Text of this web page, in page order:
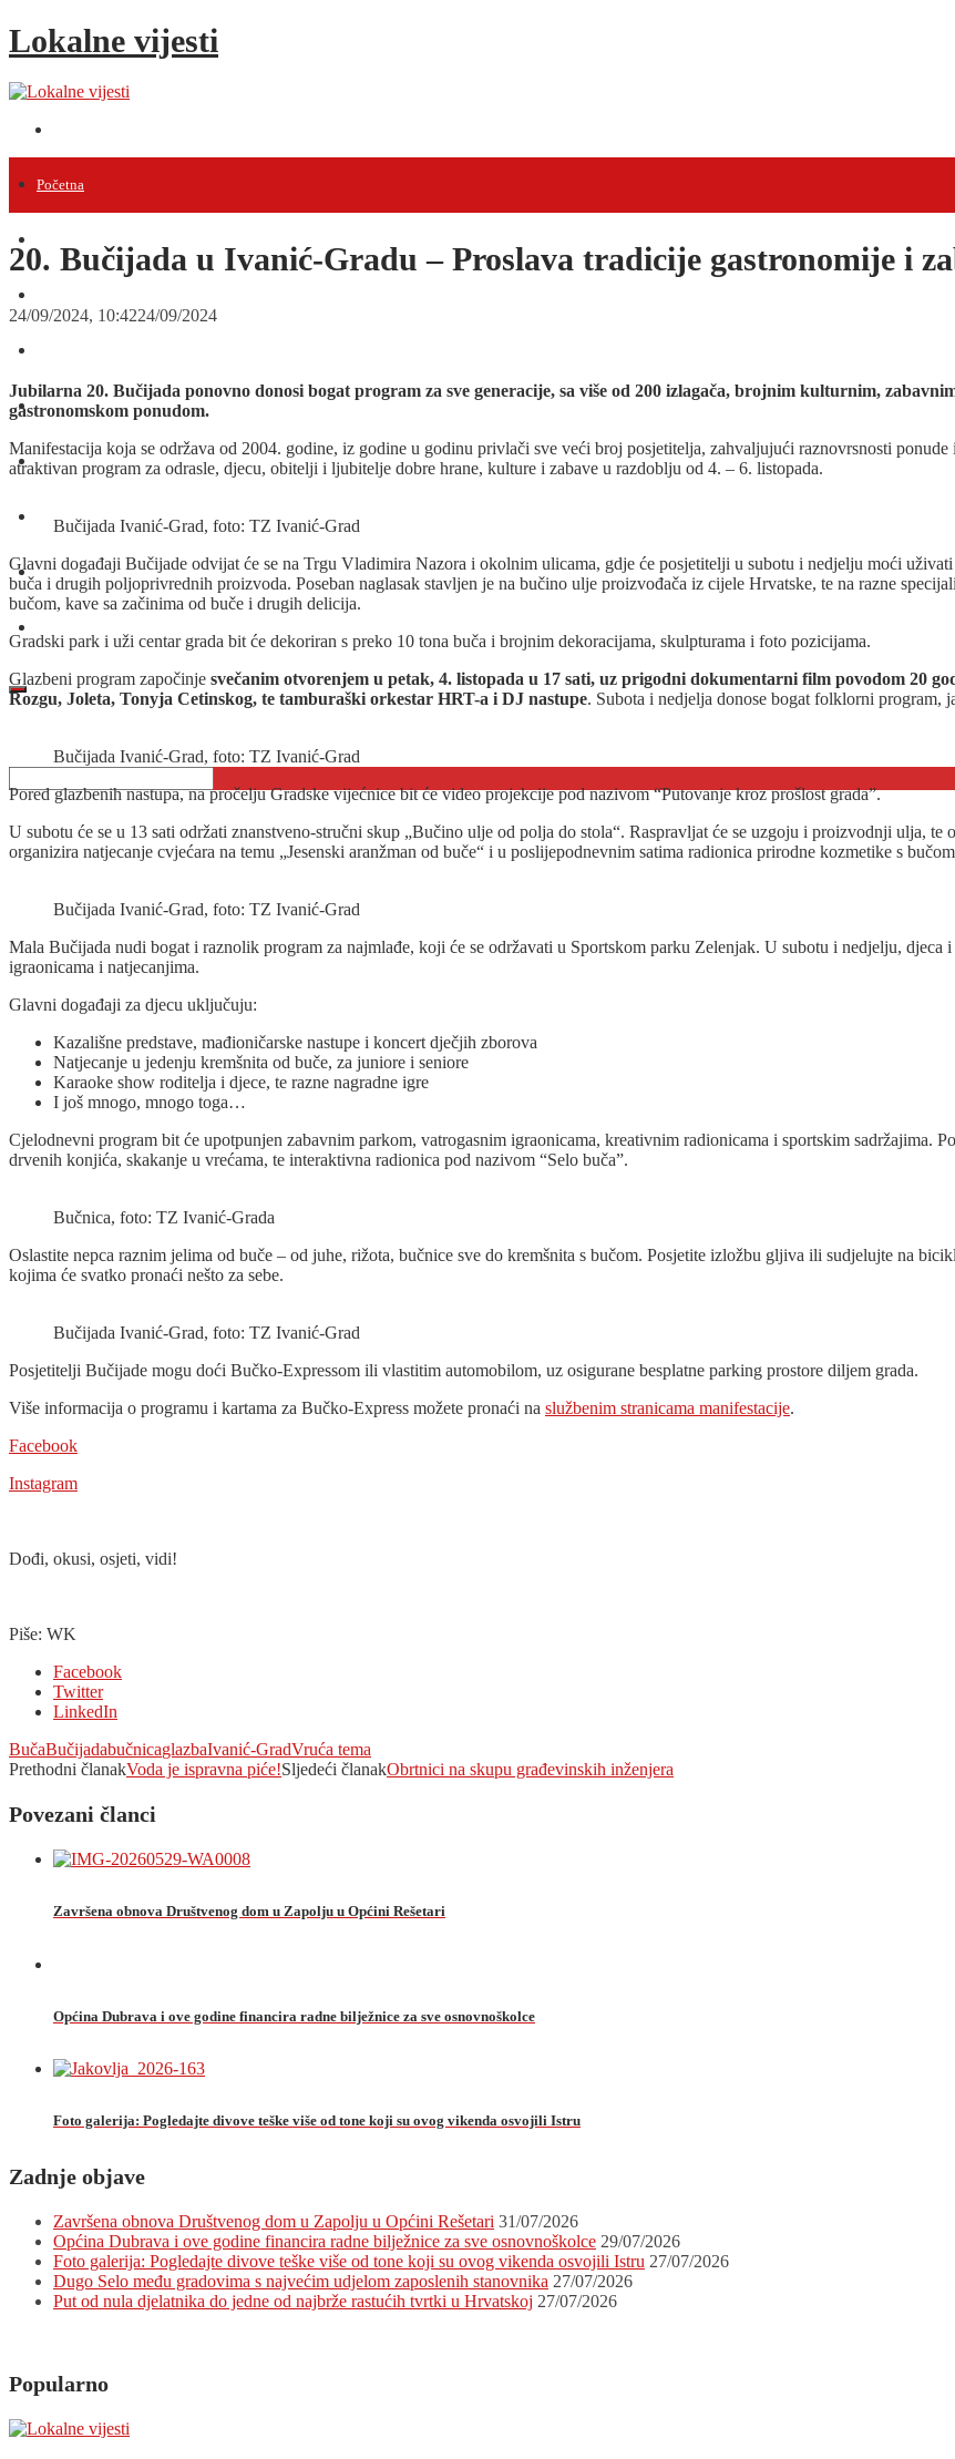
Lokalne vijesti
Početna
Intervjui
Razno
O nama
Oglašavanje
20. Bučijada u Ivanić-Gradu – Proslava tradicije gastronomije i
24/09/2024, 10:4224/09/2024
Jubilarna 20. Bučijada ponovno donosi bogat program za sve generacije, sa više od 200 izlagača, brojnim kulturnim,
gastronomskom ponudom.
Manifestacija koja se održava od 2004. godine, iz godine u godinu privlači sve veći broj posjetitelja, zahvaljujući raznovrsnosti
atraktivan program za odrasle, djecu, obitelji i ljubitelje dobre hrane, kulture i zabave u razdoblju od 4. – 6. listopada.
Bučijada Ivanić-Grad, foto: TZ Ivanić-Grad
Glavni događaji Bučijade odvijat će se na Trgu Vladimira Nazora i okolnim ulicama, gdje će posjetitelji u subotu i nedjelju moći
buča i drugih poljoprivrednih proizvoda. Poseban naglasak stavljen je na bučino ulje proizvođača iz cijele Hrvatske, te na razne
bučom, kave sa začinima od buče i drugih delicija.
Gradski park i uži centar grada bit će dekoriran s preko 10 tona buča i brojnim dekoracijama, skulpturama i foto pozicijama.
Glazbeni program započinje svečanim otvorenjem u petak, 4. listopada u 17 sati, uz prigodni dokumentarni film povodom 20
Rozgu, Joleta, Tonyja Cetinskog, te tamburaški orkestar HRT-a i DJ nastupe. Subota i nedjelja donose bogat folklorni program,
Bučijada Ivanić-Grad, foto: TZ Ivanić-Grad
Pored glazbenih nastupa, na pročelju Gradske vijećnice bit će video projekcije pod nazivom “Putovanje kroz prošlost grada”.
U subotu će se u 13 sati održati znanstveno-stručni skup „Bučino ulje od polja do stola“. Raspravljat će se uzgoju i proizvodnji ulja,
organizira natjecanje cvjećara na temu „Jesenski aranžman od buče“ i u poslijepodnevnim satima radionica prirodne kozmetike s
Bučijada Ivanić-Grad, foto: TZ Ivanić-Grad
Mala Bučijada nudi bogat i raznolik program za najmlađe, koji će se održavati u Sportskom parku Zelenjak. U subotu i nedjelju,
igraonicama i natjecanjima.
Glavni događaji za djecu uključuju:
Kazališne predstave, mađioničarske nastupe i koncert dječjih zborova
Natjecanje u jedenju kremšnita od buče, za juniore i seniore
Karaoke show roditelja i djece, te razne nagradne igre
I još mnogo, mnogo toga…
Cjelodnevni program bit će upotpunjen zabavnim parkom, vatrogasnim igraonicama, kreativnim radionicama i sportskim sadržajima.
drvenih konjića, skakanje u vrećama, te interaktivna radionica pod nazivom “Selo buča”.
Bučnica, foto: TZ Ivanić-Grada
Oslastite nepca raznim jelima od buče – od juhe, rižota, bučnice sve do kremšnita s bučom. Posjetite izložbu gljiva ili sudjelujte na
kojima će svatko pronaći nešto za sebe.
Bučijada Ivanić-Grad, foto: TZ Ivanić-Grad
Posjetitelji Bučijade mogu doći Bučko-Expressom ili vlastitim automobilom, uz osigurane besplatne parking prostore diljem grada.
Više informacija o programu i kartama za Bučko-Express možete pronaći na službenim stranicama manifestacije.
Facebook
Instagram
Dođi, okusi, osjeti, vidi!
Piše: WK
Facebook
Twitter
LinkedIn
BučaBučijadabučnicaglazbaIvanić-GradVruća tema
Prethodni članakVoda je ispravna piće!Sljedeći članakObrtnici na skupu građevinskih inženjera
Povezani članci
Završena obnova Društvenog dom u Zapolju u Općini Rešetari
Općina Dubrava i ove godine financira radne bilježnice za sve osnovnoškolce
Foto galerija: Pogledajte divove teške više od tone koji su ovog vikenda osvojili Istru
Zadnje objave
Završena obnova Društvenog dom u Zapolju u Općini Rešetari 31/07/2026
Općina Dubrava i ove godine financira radne bilježnice za sve osnovnoškolce 29/07/2026
Foto galerija: Pogledajte divove teške više od tone koji su ovog vikenda osvojili Istru 27/07/2026
Dugo Selo među gradovima s najvećim udjelom zaposlenih stanovnika 27/07/2026
Put od nula djelatnika do jedne od najbrže rastućih tvrtki u Hrvatskoj 27/07/2026
Popularno